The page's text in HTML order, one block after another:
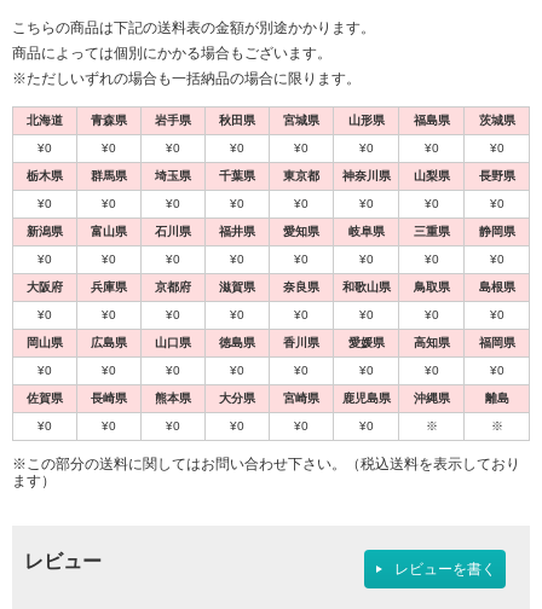
こちらの商品は下記の送料表の金額が別途かかります。
商品によっては個別にかかる場合もございます。
※ただしいずれの場合も一括納品の場合に限ります。
※この部分の送料に関してはお問い合わせ下さい。（税込送料を表示しており
ます）
北海道 青森県 岩手県 秋田県 宮城県 山形県 福島県 茨城県
¥0 ¥0 ¥0 ¥0 ¥0 ¥0 ¥0 ¥0
栃木県 群馬県 埼玉県 千葉県 東京都 神奈川県 山梨県 長野県
¥0 ¥0 ¥0 ¥0 ¥0 ¥0 ¥0 ¥0
新潟県 富山県 石川県 福井県 愛知県 岐阜県 三重県 静岡県
¥0 ¥0 ¥0 ¥0 ¥0 ¥0 ¥0 ¥0
大阪府 兵庫県 京都府 滋賀県 奈良県 和歌山県 鳥取県 島根県
¥0 ¥0 ¥0 ¥0 ¥0 ¥0 ¥0 ¥0
岡山県 広島県 山口県 徳島県 香川県 愛媛県 高知県 福岡県
¥0 ¥0 ¥0 ¥0 ¥0 ¥0 ¥0 ¥0
佐賀県 長崎県 熊本県 大分県 宮崎県 鹿児島県 沖縄県 離島
¥0 ¥0 ¥0 ¥0 ¥0 ¥0 ※ ※
レビュー レビューを書く